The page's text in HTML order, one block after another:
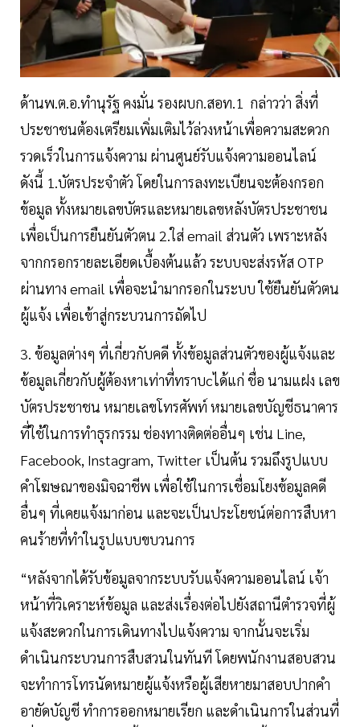
ด้านพ.ต.อ.ทำนุรัฐ คงมั่น รองผบก.สอท.1 กล่าวว่า สิ่งที่
ประชาชนต้องเตรียมเพิ่มเติมไว้ล่วงหน้าเพื่อความสะดวก
รวดเร็วในการแจ้งความ ผ่านศูนย์รับแจ้งความออนไลน์
ดังนี้ 1.บัตรประจำตัว โดยในการลงทะเบียนจะต้องกรอก
ข้อมูล ทั้งหมายเลขบัตรและหมายเลขหลังบัตรประชาชน
เพื่อเป็นการยืนยันตัวตน 2.ใส่ email ส่วนตัว เพราะหลัง
จากกรอกรายละเอียดเบื้องต้นแล้ว ระบบจะส่งรหัส OTP
ผ่านทาง email เพื่อจะนำมากรอกในระบบ ใช้ยืนยันตัวตน
ผู้แจ้ง เพื่อเข้าสู่กระบวนการถัดไป
3. ข้อมูลต่างๆ ที่เกี่ยวกับคดี ทั้งข้อมูลส่วนตัวของผู้แจ้งและ
ข้อมูลเกี่ยวกับผู้ต้องหาเท่าที่ทราบcได้แก่ ชื่อ นามแฝง เลข
บัตรประชาชน หมายเลขโทรศัพท์ หมายเลขบัญชีธนาคาร
ที่ใช้ในการทำธุรกรรม ช่องทางติดต่ออื่นๆ เช่น Line,
Facebook, Instagram, Twitter เป็นต้น รวมถึงรูปแบบ
คำโฆษณาของมิจฉาชีพ เพื่อใช้ในการเชื่อมโยงข้อมูลคดี
อื่นๆ ที่เคยแจ้งมาก่อน และจะเป็นประโยชน์ต่อการสืบหา
คนร้ายที่ทำในรูปแบบขบวนการ
“หลังจากได้รับข้อมูลจากระบบรับแจ้งความออนไลน์ เจ้า
หน้าที่วิเคราะห์ข้อมูล และส่งเรื่องต่อไปยังสถานีตำรวจที่ผู้
แจ้งสะดวกในการเดินทางไปแจ้งความ จากนั้นจะเริ่ม
ดำเนินกระบวนการสืบสวนในทันที โดยพนักงานสอบสวน
จะทำการโทรนัดหมายผู้แจ้งหรือผู้เสียหายมาสอบปากคำ
อายัดบัญชี ทำการออกหมายเรียก และดำเนินการในส่วนที่